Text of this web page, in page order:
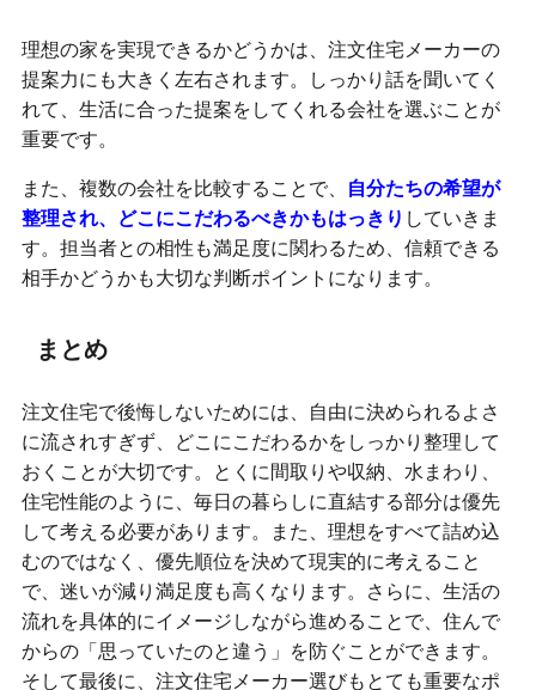
理想の家を実現できるかどうかは、注文住宅メーカーの
提案力にも大きく左右されます。しっかり話を聞いてく
れて、生活に合った提案をしてくれる会社を選ぶことが
重要です。
また、複数の会社を比較することで、
自分たちの希望が
整理され、どこにこだわるべきかもはっきり していきま
す。担当者との相性も満足度に関わるため、信頼できる
相手かどうかも大切な判断ポイントになります。
まとめ
注文住宅で後悔しないためには、自由に決められるよさ
に流されすぎず、どこにこだわるかをしっかり整理して
おくことが大切です。とくに間取りや収納、水まわり、
住宅性能のように、毎日の暮らしに直結する部分は優先
して考える必要があります。また、理想をすべて詰め込
むのではなく、優先順位を決めて現実的に考えること
で、迷いが減り満足度も高くなります。さらに、生活の
流れを具体的にイメージしながら進めることで、住んで
からの「思っていたのと違う」を防ぐことができます。
そして最後に、注文住宅メーカー選びもとても重要なポ